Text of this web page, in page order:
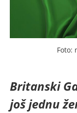
Foto:
Britanski
još jednu